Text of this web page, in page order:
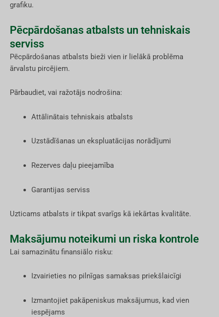
grafiku.
Pēcpārdošanas atbalsts un tehniskais
serviss
Pēcpārdošanas atbalsts bieži vien ir lielākā problēma
ārvalstu pircējiem.
Pārbaudiet, vai ražotājs nodrošina:
Attālinātais tehniskais atbalsts
Uzstādīšanas un ekspluatācijas norādījumi
Rezerves daļu pieejamība
Garantijas serviss
Uzticams atbalsts ir tikpat svarīgs kā iekārtas kvalitāte.
Maksājumu noteikumi un riska kontrole
Lai samazinātu finansiālo risku:
Izvairieties no pilnīgas samaksas priekšlaicīgi
Izmantojiet pakāpeniskus maksājumus, kad vien
iespējams